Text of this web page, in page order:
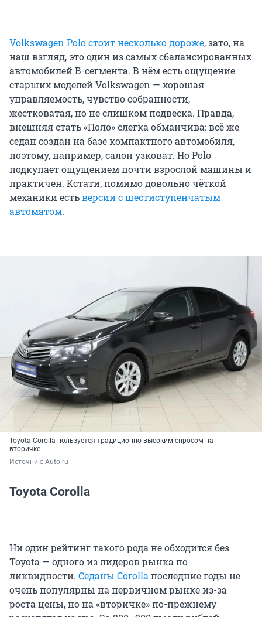
Volkswagen Poloстоит несколько дороже, зато, на
наш взгляд, это один из самых сбалансированных
автомобилей В-сегмента. В нём есть ощущение
старших моделей Volkswagen — хорошая
управляемость, чувство собранности,
жестковатая, но не слишком подвеска. Правда,
внешняя стать «Поло» слегка обманчива: всё же
седан создан на базе компактного автомобиля,
поэтому, например, салон узковат. Но Polo
подкупает ощущением почти взрослой машины и
практичен. Кстати, помимо довольно чёткой
механики естьверсии с шестиступенчатым
автоматом.
Toyota Corolla пользуется традиционно высоким спросом на
вторичке
Источник: Auto.ru
Toyota Corolla
Ни один рейтинг такого рода не обходится без
Toyota — одного из лидеров рынка по
ликвидности. Седаны Corolla последние годы не
очень популярны на первичном рынке из-за
роста цены, но на «вторичке» по-прежнему